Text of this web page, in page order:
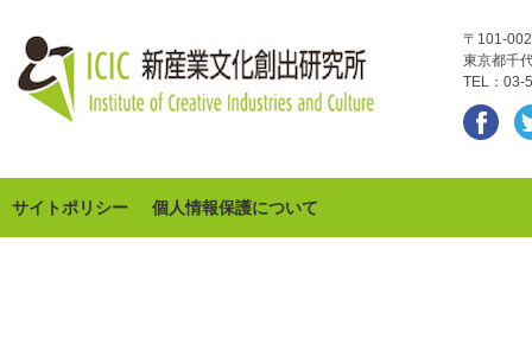
〒101-
東京都千
TEL：
サイトポリシー 個人情報保護について